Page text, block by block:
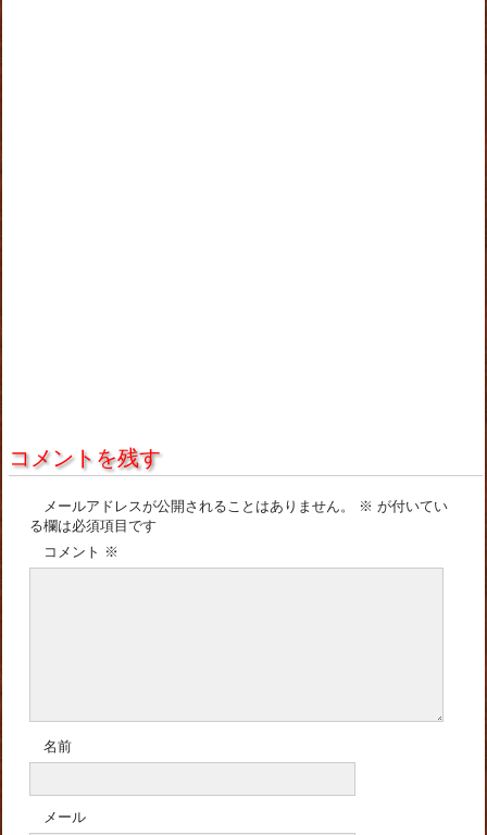
コメントを残す
メールアドレスが公開されることはありません。 ※ が付いてい
る欄は必須項目です
コメント ※
名前
メール